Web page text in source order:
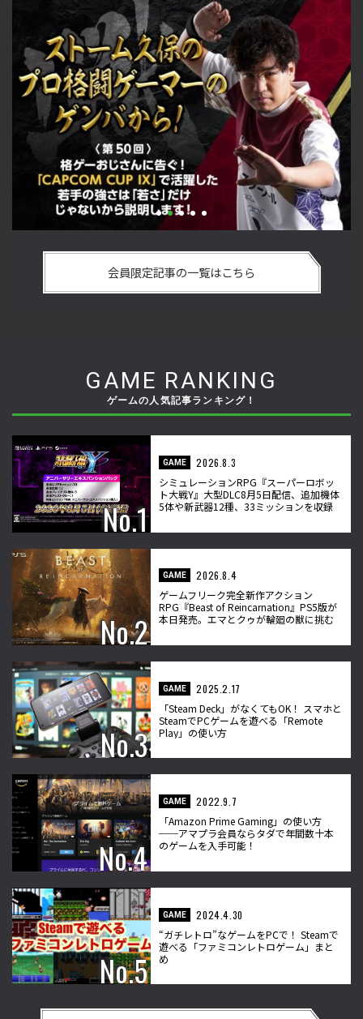
悟を決めたカワノ選手の攻略を解説！【ストーム久保のプロ
格闘ゲーマーのゲンバから！ 第49回】
会員限定記事の一覧はこちら
GAME RANKING
ゲームの人気記事ランキング！
GAME
2026.8.3
シミュレーションRPG『スーパーロボッ
ト大戦Y』大型DLC8月5日配信、追加機体
5体や新武器12種、33ミッションを収録
GAME
2026.8.4
ゲームフリーク完全新作アクション
RPG『Beast of Reincarnation』PS5版が
本日発売。エマとクゥが輪廻の獣に挑む
GAME
2025.2.17
「Steam Deck」がなくてもOK！ スマホと
SteamでPCゲームを遊べる「Remote
Play」の使い方
GAME
2022.9.7
「Amazon Prime Gaming」の使い方
──アマプラ会員ならタダで年間数十本
のゲームを入手可能！
GAME
2024.4.30
“ガチレトロ”なゲームをPCで！ Steamで
遊べる「ファミコンレトロゲーム」まと
め